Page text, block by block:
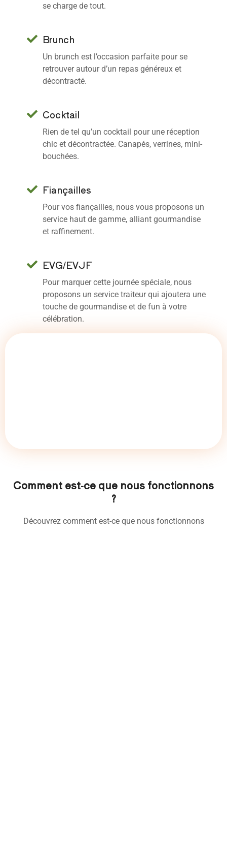
se charge de tout.
Brunch
Un brunch est l’occasion parfaite pour se
retrouver autour d’un repas généreux et
décontracté.
Cocktail
Rien de tel qu’un cocktail pour une réception
chic et décontractée. Canapés, verrines, mini-
bouchées.
Fiançailles
Pour vos fiançailles, nous vous proposons un
service haut de gamme, alliant gourmandise
et raffinement.
EVG/EVJF
Pour marquer cette journée spéciale, nous
proposons un service traiteur qui ajoutera une
touche de gourmandise et de fun à votre
célébration.
Comment est-ce que nous fonctionnons
?
Découvrez comment est-ce que nous fonctionnons